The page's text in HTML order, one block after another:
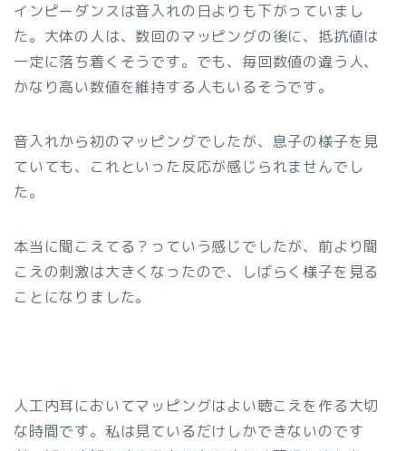
インピーダンスは音入れの日よりも下がっていまし
た。大体の人は、数回のマッピングの後に、抵抗値は
一定に落ち着くそうです。でも、毎回数値の違う人、
かなり高い数値を維持する人もいるそうです。
音入れから初のマッピングでしたが、息子の様子を見
ていても、これといった反応が感じられませんでし
た。
本当に聞こえてる？っていう感じでしたが、前より聞
こえの刺激は大きくなったので、しばらく様子を見る
ことになりました。
人工内耳においてマッピングはよい聴こえを作る大切
な時間です。私は見ているだけしかできないのです